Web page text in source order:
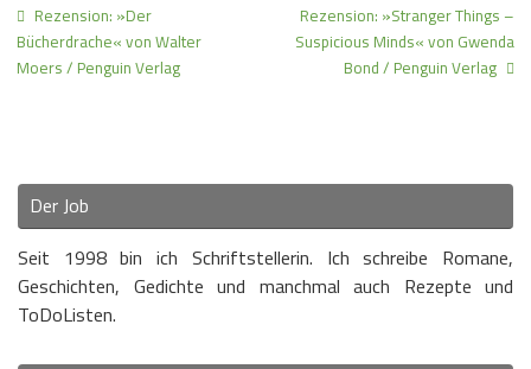
Rezension: »Der
Bücherdrache« von Walter
Moers / Penguin Verlag
Rezension: »Stranger Things –
Suspicious Minds« von Gwenda
Bond / Penguin Verlag
Der Job
Seit 1998 bin ich Schriftstellerin. Ich schreibe Romane,
Geschichten, Gedichte und manchmal auch Rezepte und
ToDoListen.